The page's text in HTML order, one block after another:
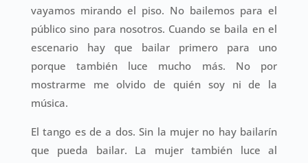
vayamos mirando el piso. No bailemos para el
público sino para nosotros. Cuando se baila en el
escenario hay que bailar primero para uno
porque también luce mucho más. No por
mostrarme me olvido de quién soy ni de la
música.
El tango es de a dos. Sin la mujer no hay bailarín
que pueda bailar. La mujer también luce al